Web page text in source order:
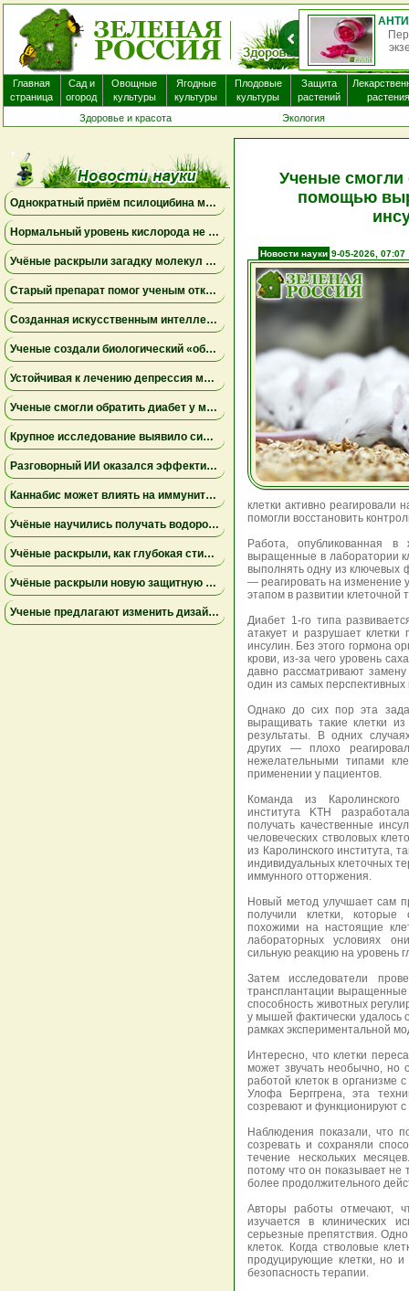
Главная
страница
Сад и
огород
Овощные
культуры
Ягодные
культуры
Плодовые
культуры
Защита
растений
растения
Здоровье и красота
Экология
Однократный приём псилоцибина может менять работу мозга на несколько недель
Нормальный уровень кислорода не исключает опасную одышку
Учёные раскрыли загадку молекул пыльцы ржи, связанных с борьбой против опухолей
Старый препарат помог ученым открыть новый механизм работы почек
Созданная искусственным интеллектом универсальная вакцина против коронавирусов успешно прошла первое испытание на людях
Ученые создали биологический «обходной путь» в мозге, который может повысить устойчивость к стрессу
Устойчивая к лечению депрессия может поддаваться комбинациям уже известных препаратов
Ученые смогли обратить диабет у мышей с помощью выращенных в лаборатории инсулиновых клеток
Крупное исследование выявило сильную связь между депрессией и проблемным употреблением каннабиса
Разговорный ИИ оказался эффективнее групповой терапии при тревожности у студентов — результаты исследования
Каннабис может влиять на иммунитет сложнее, чем считалось ранее — новые данные исследований
Учёные научились получать водород из хлебных крошек — это может заменить ископаемое топливо
Учёные раскрыли, как глубокая стимуляция мозга влияет на болезнь Паркинсона
Учёные раскрыли новую защитную функцию дёсен: жёсткость тканей препятствует воспалению
Ученые предлагают изменить дизайн новых пищевых маркировок в США
Ученые смогли
помощью
Новости науки 9-05-2026, 07:07
клетки активно реагировали
помогли восстановить
Работа, опубликованная
выращенные в лаборатории
выполнять одну из ключевых
— реагировать на изменение
этапом в развитии клеточной
Диабет 1-го типа
атакует и разрушает
инсулин. Без этого гормона
крови, из-за чего уровень
давно рассматривают
один из самых
Однако до сих пор эта
выращивать такие клетки
результаты. В одних
других — плохо
нежелательными типами
применении у пациентов.
Команда из Каролинского
института KTH
получать качественные
человеческих стволовых
из Каролинского института,
индивидуальных клеточных
иммунного отторжения.
Новый метод улучшает сам
получили клетки,
похожими на настоящие
лабораторных условиях
сильную реакцию на уровень
Затем исследователи
трансплантации выращенные
способность животных
у мышей фактически удалось
рамках экспериментальной
Интересно, что клетки
может звучать необычно, но
работой клеток в
Улофа Берггрена, эта
созревают и функционируют
Наблюдения показали, что
созревать и сохраняли
течение нескольких
потому что он показывает не
более продолжительного
Авторы работы отмечают,
изучается в клинических
серьезные препятствия.
клеток. Когда стволовые
продуцирующие клетки, но
безопасность терапии.